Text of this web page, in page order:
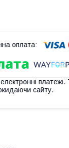
електронні
сайту.